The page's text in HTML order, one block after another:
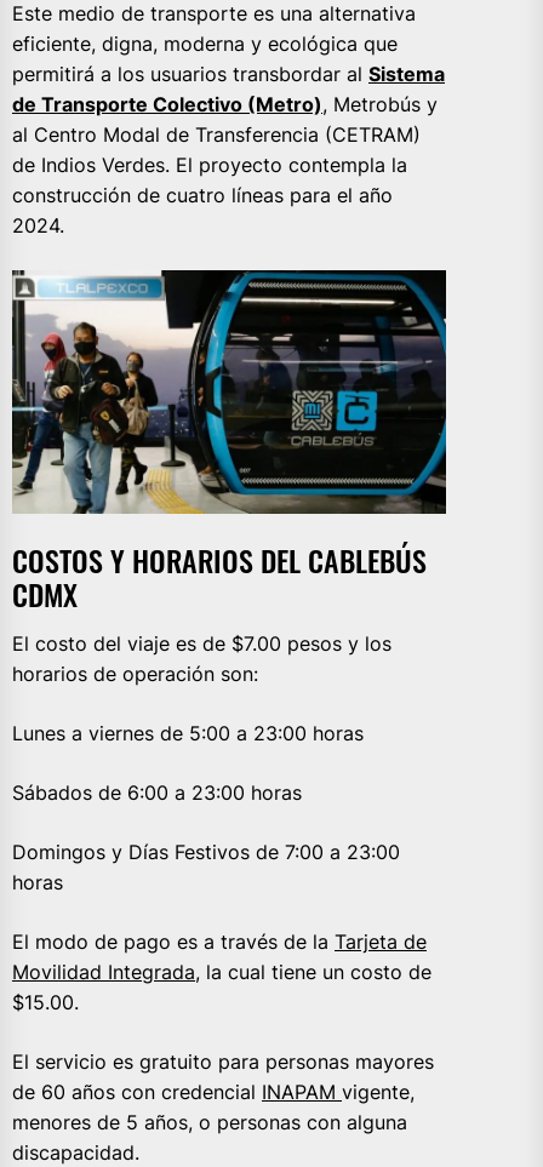
Este medio de transporte es una alternativa
eficiente, digna, moderna y ecológica que
permitirá a los usuarios transbordar al Sistema
de Transporte Colectivo (Metro), Metrobús y
al Centro Modal de Transferencia (CETRAM)
de Indios Verdes. El proyecto contempla la
construcción de cuatro líneas para el año
2024.
COSTOS Y HORARIOS DEL CABLEBÚS
CDMX
El costo del viaje es de $7.00 pesos y los
horarios de operación son:
Lunes a viernes de 5:00 a 23:00 horas
Sábados de 6:00 a 23:00 horas
Domingos y Días Festivos de 7:00 a 23:00
horas
El modo de pago es a través de la Tarjeta de
Movilidad Integrada, la cual tiene un costo de
$15.00.
El servicio es gratuito para personas mayores
de 60 años con credencial INAPAM vigente,
menores de 5 años, o personas con alguna
discapacidad.